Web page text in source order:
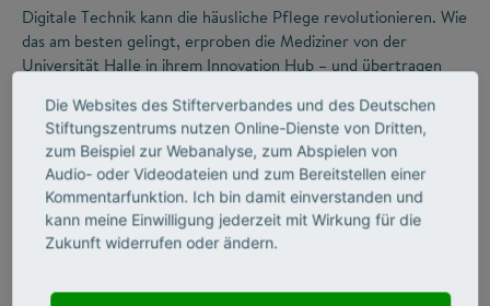
Digitale Technik kann die häusliche Pflege revolutionieren. Wie
das am besten gelingt, erproben die Mediziner von der
Universität Halle in ihrem Innovation Hub – und übertragen
Die Websites des Stifterverbandes und des Deutschen
Stiftungszentrums nutzen Online-Dienste von Dritten,
zum Beispiel zur Webanalyse, zum Abspielen von
Audio- oder Videodateien und zum Bereitstellen einer
Kommentarfunktion. Ich bin damit einverstanden und
kann meine Einwilligung jederzeit mit Wirkung für die
Zukunft widerrufen oder ändern.